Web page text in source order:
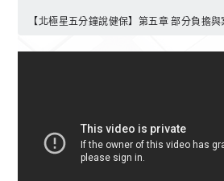
【北極星五分鐘說健保】第五章 部分負擔與